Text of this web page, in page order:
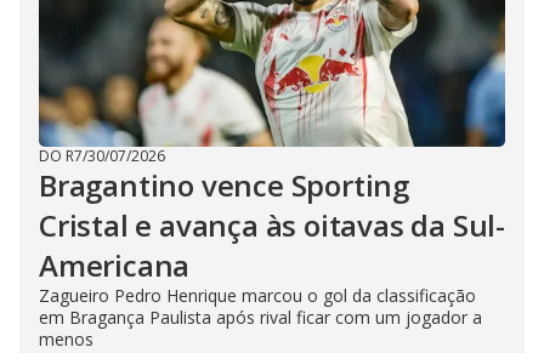
DO R7/30/07/2026
Bragantino vence Sporting
Cristal e avança às oitavas da Sul-
Americana
Zagueiro Pedro Henrique marcou o gol da classificação
em Bragança Paulista após rival ficar com um jogador a
menos